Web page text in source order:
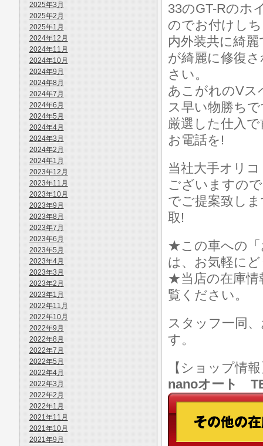
2025年3月
2025年2月
2025年1月
2024年12月
2024年11月
2024年10月
2024年9月
2024年8月
2024年7月
2024年6月
2024年5月
2024年4月
2024年3月
2024年2月
2024年1月
2023年12月
2023年11月
2023年10月
2023年9月
2023年8月
2023年7月
2023年6月
2023年5月
2023年4月
2023年3月
2023年2月
2023年1月
2022年11月
2022年10月
2022年9月
2022年8月
2022年7月
2022年5月
2022年4月
2022年3月
2022年2月
2022年1月
2021年11月
2021年10月
2021年9月
33のGT-Rのホ
のでお付けし
内外装共に綺
が綺麗に修復
さい。
あこがれのVス
ス早い物勝ち
厳選した仕入
お電話を!
当社大手オリ
ございますの
でご提案致し
取!
★この車への「
は、お気軽に
★当店の在庫情
覧ください。
スタッフ一同
す。
【ショップ情
nanoオート